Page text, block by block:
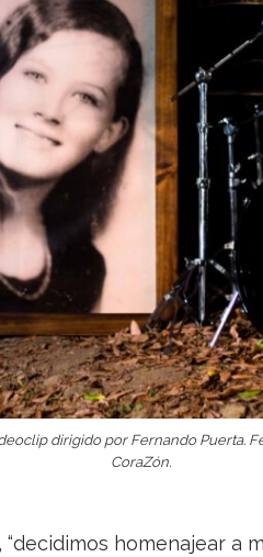
dirigido por Fernando Puerta.
CoraZón.
homenajear a